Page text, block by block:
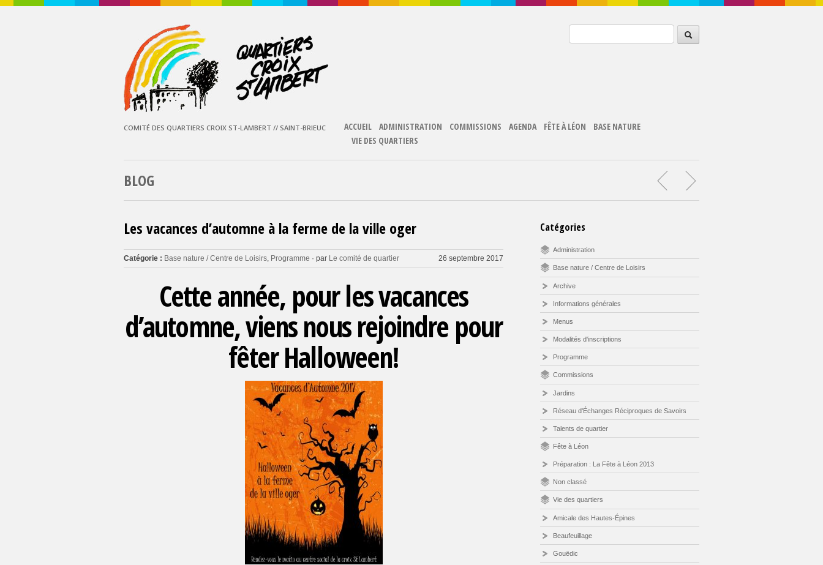
COMITÉ DES QUARTIERS CROIX ST-LAMBERT // SAINT-BRIEUC ACCUEIL ADMINISTRATION COMMISSIONS AGENDA FÊTE À LÉON
BASE NATURE
VIE DES QUARTIERS
BLOG
Les vacances d’automne à la ferme de la ville oger
Catégorie : Base nature / Centre de Loisirs, Programme · par Le comité de quartier 26 septembre 2017
Cette année, pour les vacances
d’automne, viens nous rejoindre pour
fêter Halloween!
Catégories
Administration
Base nature / Centre de Loisirs
Archive
Informations générales
Menus
Modalités d'inscriptions
Programme
Commissions
Jardins
Réseau d'Échanges Réciproques de Savoirs
Talents de quartier
Fête à Léon
Préparation : La Fête à Léon 2013
Non classé
Vie des quartiers
Amicale des Hautes-Épines
Beaufeuillage
Gouëdic